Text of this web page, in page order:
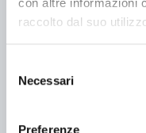
raccolto dal suo
delNecessari
Preferenze
edificio, c'è un
ospiti possono
trovare sia
Mercator, un